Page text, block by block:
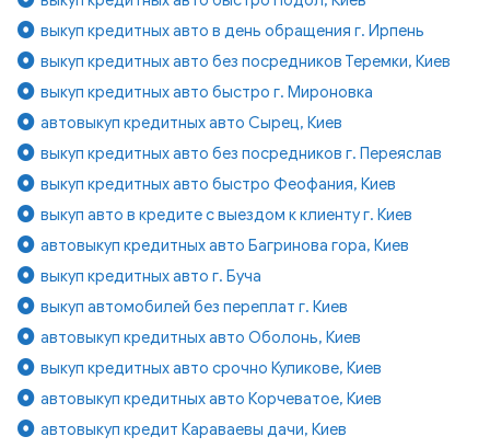
выкуп кредитных авто в день обращения г. Ирпень
выкуп кредитных авто без посредников Теремки, Киев
выкуп кредитных авто быстро г. Мироновка
автовыкуп кредитных авто Сырец, Киев
выкуп кредитных авто без посредников г. Переяслав
выкуп кредитных авто быстро Феофания, Киев
выкуп авто в кредите с выездом к клиенту г. Киев
автовыкуп кредитных авто Багринова гора, Киев
выкуп кредитных авто г. Буча
выкуп автомобилей без переплат г. Киев
автовыкуп кредитных авто Оболонь, Киев
выкуп кредитных авто срочно Куликове, Киев
автовыкуп кредитных авто Корчеватое, Киев
автовыкуп кредит Караваевы дачи, Киев